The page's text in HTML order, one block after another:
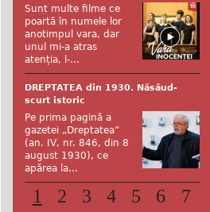
Sunt multe filme ce
poartă în numele lor
anotimpul vara, dar
unul mi-a atras
atenția, l-...
DREPTATEA din 1930. Năsăud-
scurt istoric
Pe prima pagină a
gazetei „Dreptatea”
(an. IV, nr. 846, din 8
august 1930), ce
apărea la...
1 2 3 4 5 6
7